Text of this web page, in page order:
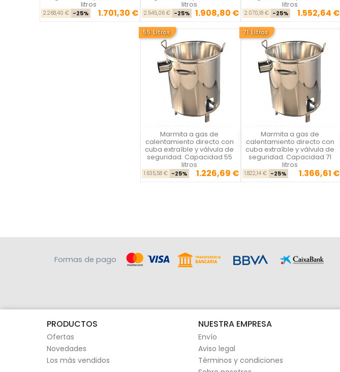
litros
Precio base
2.268,40 € -25% Precio
1.701,30 €
litros
Precio base
2.545,06 € -25% Precio
1.908,80 €
litros
Precio base
2.070,18 € -25% Precio
1.552,64 €
55 Litros
Marmita a gas de
calentamiento directo con
cuba extraíble y válvula de
seguridad. Capacidad 55
litros
Precio base
1.635,58 € -25% Precio
1.226,69 €

Vista rápida
71 Litros
Marmita a gas de
calentamiento directo con
cuba extraíble y válvula de
seguridad. Capacidad 71
litros
Precio base
1.822,14 € -25% Precio
1.366,61 €

Vista rápida
Formas de pago
PRODUCTOS
Ofertas
Novedades
Los más vendidos
NUESTRA EMPRESA
Envío
Aviso legal
Términos y condiciones